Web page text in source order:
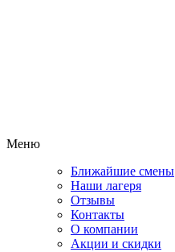
Меню
Ближайшие смены
Наши лагеря
Отзывы
Контакты
О компании
Акции и скидки